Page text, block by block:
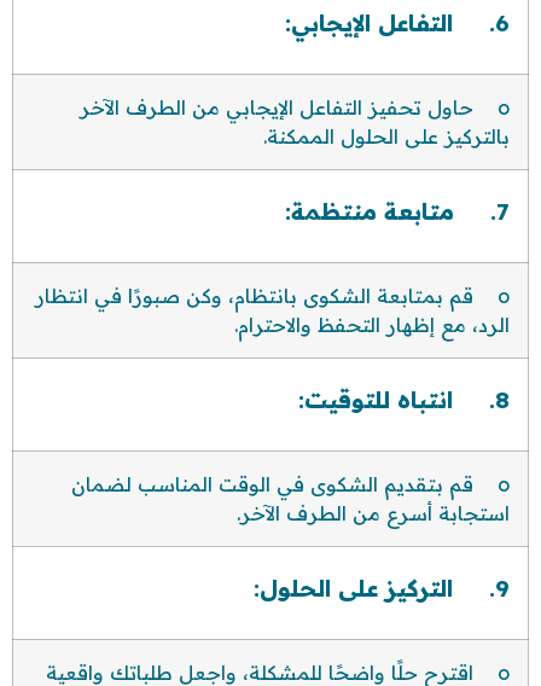
6. التفاعل الإيجابي:
o حاول تحفيز التفاعل الإيجابي من الطرف الآخر
بالتركيز على الحلول الممكنة.
7. متابعة منتظمة:
o قم بمتابعة الشكوى بانتظام، وكن صبورًا في انتظار
الرد، مع إظهار التحفظ والاحترام.
8. انتباه للتوقيت:
o قم بتقديم الشكوى في الوقت المناسب لضمان
استجابة أسرع من الطرف الآخر.
9. التركيز على الحلول:
o اقترح حلًا واضحًا للمشكلة، واجعل طلباتك واقعية